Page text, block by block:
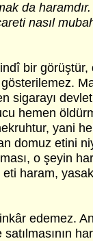
da
nasıl
bir
sigarayı
hemen
yani
domuz etini
o şeyin
haram,
edemez.